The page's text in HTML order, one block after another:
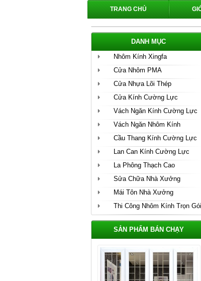
TRANG CHỦ
DANH MỤC
Nhôm Kính Xingfa
Cửa Nhôm PMA
Cửa Nhựa Lõi Thép
Cửa Kính Cường Lực
Vách Ngăn Kính Cường Lực
Vách Ngăn Nhôm Kính
Cầu Thang Kính Cường Lực
Lan Can Kính Cường Lực
La Phông Thạch Cao
Sửa Chữa Nhà Xưởng
Mái Tôn Nhà Xưởng
Thi Công Nhôm Kính Trọn Gói
SẢN PHẨM BÁN CHẠY